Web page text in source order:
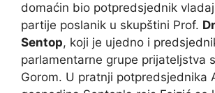
domaćin bio potpredsjednik
partije poslanik u skupštini Prof.
Sentop, koji je ujedno i
parlamentarne grupe prijateljstva
Gorom. U pratnji potpredsjednika